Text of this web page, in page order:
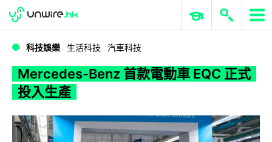
WWDC 2026 ERP 與商業 AI
科技娛樂 生活科技 汽車科技
Mercedes-Benz 首款電動車 EQC 正式
投入生產